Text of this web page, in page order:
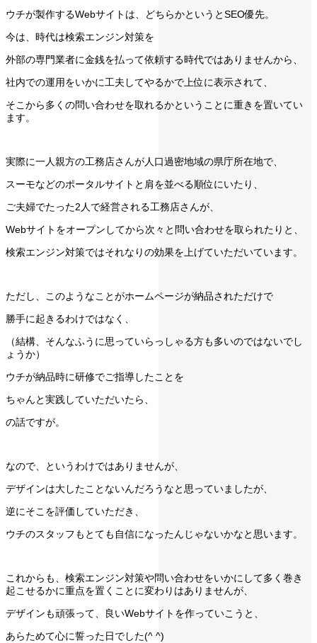
ウチが製作するWebサイトは、どちらかというとSEO優先。
今は、時代は検索エンジン対策を
外部の専門業者に金銭を払って依頼する時代ではありませんから、
社内での運用をいかに工夫してやるかで上位に表示されて、
そこから多くの問い合わせを取れるかということに重きを置いてい
ます。
実際に一人親方の工務店さんが人口過密地域の県庁所在地で、
スーモなどのポータルサイトと肩を並べる順位にいたり、
ご夫婦でたった2人で経営される工務店さんが、
Webサイトをオープンしてから次々と問い合わせを取られたりと、
検索エンジン対策ではそれなりの効果を上げていただいています。
ただし、このようなことがホームページが納品されただけで
勝手に起きるわけではなく、
（結構、そんなふうに思っていらっしゃる方も多いのではないでし
ょうか）
ウチが納品時に研修でご指導したことを
ちゃんと実践していただいたら、
の話ですが。
なので、というわけではありませんが、
デザインは大したことないんだろうなと思っていましたが、
逆にそこを評価していただき、
ウチのスタッフもとても自信になったんじゃないかなと思います。
これからも、検索エンジン対策や問い合わせをいかにして多く巻き
起こせるかに重点を置くことに変わりはありませんが、
デザインも頑張って、良いWebサイトを作っていこうと、
あらためて心に誓った日でした(^ ^)